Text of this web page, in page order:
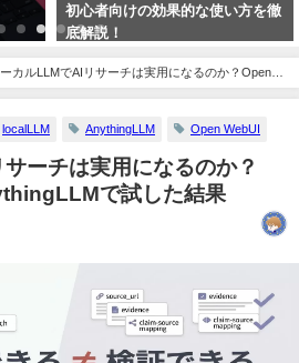
初心者向けの効果的な使い方を徹
底解説！
ーカルLLMでAIリサーチは実用になるのか？Open
localLLM AnythingLLM Open WebUI
ーチは実用になるのか？
で試した結果